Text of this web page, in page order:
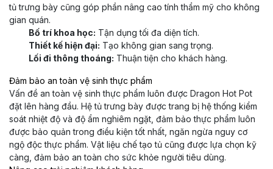
tủ trưng bày cũng góp phần nâng cao tính thẩm mỹ cho không
gian quán.
Bố trí khoa học: Tận dụng tối đa diện tích.
Thiết kế hiện đại: Tạo không gian sang trọng.
Lối đi thông thoáng: Thuận tiện cho khách hàng.
Đảm bảo an toàn vệ sinh thực phẩm
Vấn đề an toàn vệ sinh thực phẩm luôn được Dragon Hot Pot
đặt lên hàng đầu. Hệ tủ trưng bày được trang bị hệ thống kiểm
soát nhiệt độ và độ ẩm nghiêm ngặt, đảm bảo thực phẩm luôn
được bảo quản trong điều kiện tốt nhất, ngăn ngừa nguy cơ
ngộ độc thực phẩm. Vật liệu chế tạo tủ cũng được lựa chọn kỹ
càng, đảm bảo an toàn cho sức khỏe người tiêu dùng.